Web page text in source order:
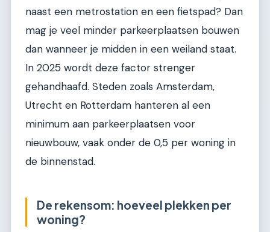
naast een metrostation en een fietspad? Dan
mag je veel minder parkeerplaatsen bouwen
dan wanneer je midden in een weiland staat.
In 2025 wordt deze factor strenger
gehandhaafd. Steden zoals Amsterdam,
Utrecht en Rotterdam hanteren al een
minimum aan parkeerplaatsen voor
nieuwbouw, vaak onder de 0,5 per woning in
de binnenstad.
De rekensom: hoeveel plekken per
woning?